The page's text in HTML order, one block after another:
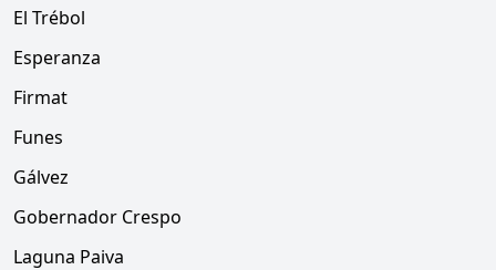
El Trébol
Esperanza
Firmat
Funes
Gálvez
Gobernador Crespo
Laguna Paiva